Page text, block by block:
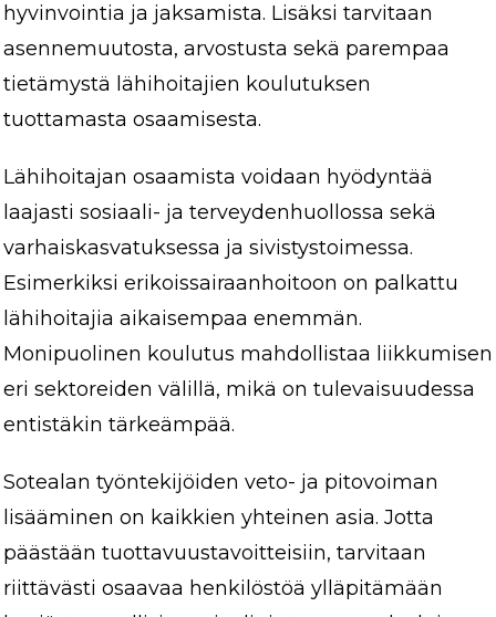
hyvinvointia ja jaksamista. Lisäksi tarvitaan
asennemuutosta, arvostusta sekä parempaa
tietämystä lähihoitajien koulutuksen
tuottamasta osaamisesta.
Lähihoitajan osaamista voidaan hyödyntää
laajasti sosiaali- ja terveydenhuollossa sekä
varhaiskasvatuksessa ja sivistystoimessa.
Esimerkiksi erikoissairaanhoitoon on palkattu
lähihoitajia aikaisempaa enemmän.
Monipuolinen koulutus mahdollistaa liikkumisen
eri sektoreiden välillä, mikä on tulevaisuudessa
entistäkin tärkeämpää.
Sotealan työntekijöiden veto- ja pitovoiman
lisääminen on kaikkien yhteinen asia. Jotta
päästään tuottavuustavoitteisiin, tarvitaan
riittävästi osaavaa henkilöstöä ylläpitämään